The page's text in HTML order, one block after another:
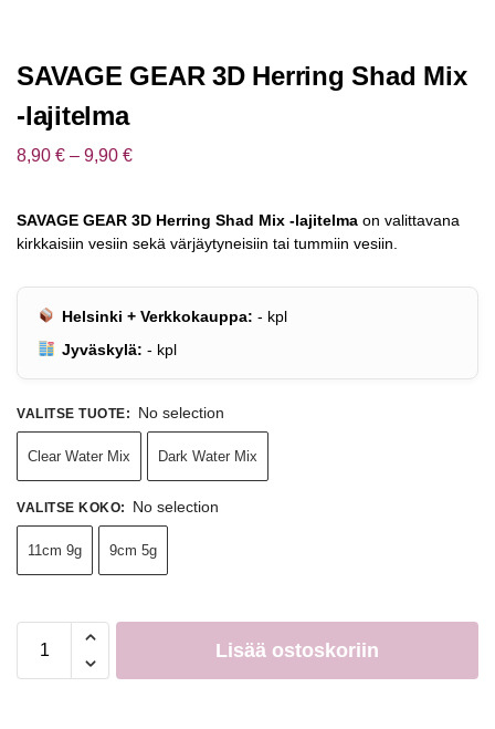
SAVAGE GEAR 3D Herring Shad Mix
-lajitelma
8,90 € – 9,90 €
SAVAGE GEAR 3D Herring Shad Mix -lajitelma on valittavana
kirkkaisiin vesiin sekä värjäytyneisiin tai tummiin vesiin.
Helsinki + Verkkokauppa: - kpl
Jyväskylä: - kpl
VALITSE TUOTE: No selection
Clear Water Mix Dark Water Mix
VALITSE KOKO: No selection
11cm 9g 9cm 5g
Lisää ostoskoriin